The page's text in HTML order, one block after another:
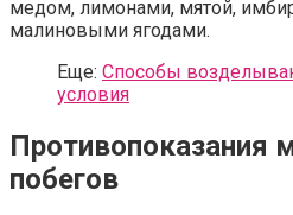
медом, лимонами, мятой,
малиновыми ягодами.
Еще: Способы
условия
Противопоказания
побегов